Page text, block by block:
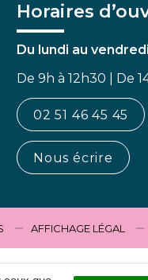
Horaires
Du lundi au vendredi
De 9h à 12h30 | De
02 51 46 45 45
Nous écrire
AFFICHAGE LÉGAL